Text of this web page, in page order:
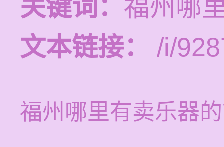
关键词： 福州哪
文本链接：
/i/
福州哪里有卖乐器